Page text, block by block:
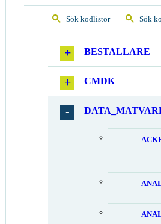
Sök kodlistor Sök
BESTALLARE
CMDK